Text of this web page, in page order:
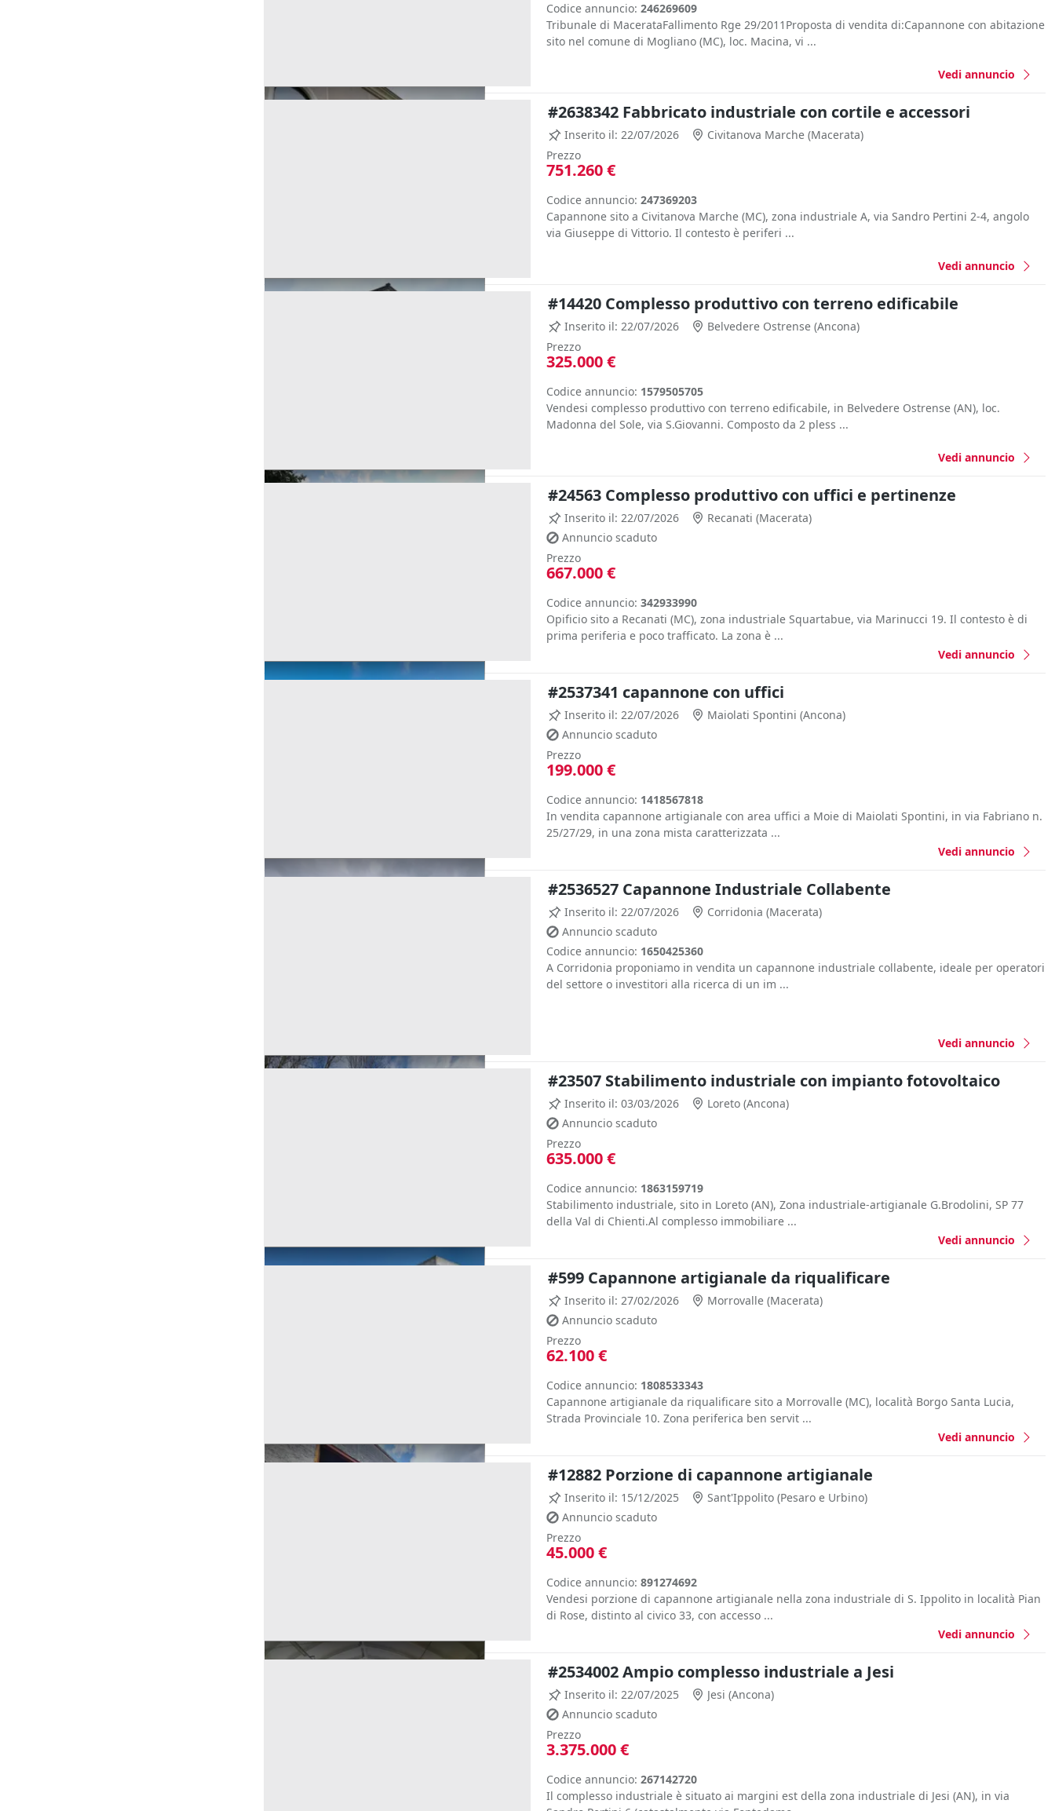
Codice annuncio: 246269609
Tribunale di MacerataFallimento Rge 29/2011Proposta di vendita di:Capannone con abitazione
sito nel comune di Mogliano (MC), loc. Macina, vi ...
Vedi annuncio
#2638342 Fabbricato industriale con cortile e accessori
Inserito il: 22/07/2026 Civitanova Marche (Macerata)
Prezzo
751.260 €
Codice annuncio: 247369203
Capannone sito a Civitanova Marche (MC), zona industriale A, via Sandro Pertini 2-4, angolo
via Giuseppe di Vittorio. Il contesto è periferi ...
Vedi annuncio
#14420 Complesso produttivo con terreno edificabile
Inserito il: 22/07/2026 Belvedere Ostrense (Ancona)
Prezzo
325.000 €
Codice annuncio: 1579505705
Vendesi complesso produttivo con terreno edificabile, in Belvedere Ostrense (AN), loc.
Madonna del Sole, via S.Giovanni. Composto da 2 pless ...
Vedi annuncio
#24563 Complesso produttivo con uffici e pertinenze
Inserito il: 22/07/2026 Recanati (Macerata)
Annuncio scaduto
Prezzo
667.000 €
Codice annuncio: 342933990
Opificio sito a Recanati (MC), zona industriale Squartabue, via Marinucci 19. Il contesto è di
prima periferia e poco trafficato. La zona è ...
Vedi annuncio
#2537341 capannone con uffici
Inserito il: 22/07/2026 Maiolati Spontini (Ancona)
Annuncio scaduto
Prezzo
199.000 €
Codice annuncio: 1418567818
In vendita capannone artigianale con area uffici a Moie di Maiolati Spontini, in via Fabriano n.
25/27/29, in una zona mista caratterizzata ...
Vedi annuncio
#2536527 Capannone Industriale Collabente
Inserito il: 22/07/2026 Corridonia (Macerata)
Annuncio scaduto
Codice annuncio: 1650425360
A Corridonia proponiamo in vendita un capannone industriale collabente, ideale per operatori
del settore o investitori alla ricerca di un im ...
Vedi annuncio
#23507 Stabilimento industriale con impianto fotovoltaico
Inserito il: 03/03/2026 Loreto (Ancona)
Annuncio scaduto
Prezzo
635.000 €
Codice annuncio: 1863159719
Stabilimento industriale, sito in Loreto (AN), Zona industriale-artigianale G.Brodolini, SP 77
della Val di Chienti.Al complesso immobiliare ...
Vedi annuncio
#599 Capannone artigianale da riqualificare
Inserito il: 27/02/2026 Morrovalle (Macerata)
Annuncio scaduto
Prezzo
62.100 €
Codice annuncio: 1808533343
Capannone artigianale da riqualificare sito a Morrovalle (MC), località Borgo Santa Lucia,
Strada Provinciale 10. Zona periferica ben servit ...
Vedi annuncio
#12882 Porzione di capannone artigianale
Inserito il: 15/12/2025 Sant'Ippolito (Pesaro e Urbino)
Annuncio scaduto
Prezzo
45.000 €
Codice annuncio: 891274692
Vendesi porzione di capannone artigianale nella zona industriale di S. Ippolito in località Pian
di Rose, distinto al civico 33, con accesso ...
Vedi annuncio
#2534002 Ampio complesso industriale a Jesi
Inserito il: 22/07/2025 Jesi (Ancona)
Annuncio scaduto
Prezzo
3.375.000 €
Codice annuncio: 267142720
Il complesso industriale è situato ai margini est della zona industriale di Jesi (AN), in via